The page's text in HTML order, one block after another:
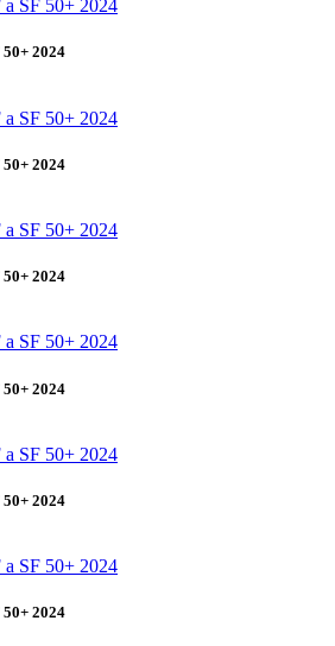
2024
2024
2024
2024
2024
2024